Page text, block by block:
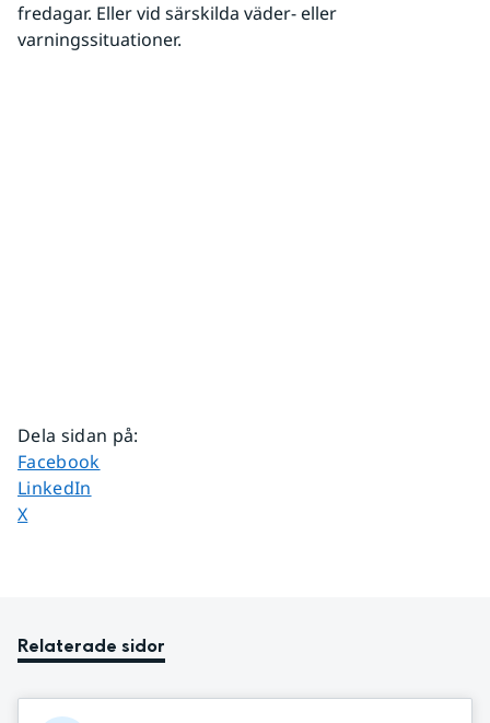
fredagar. Eller vid särskilda väder- eller
varningssituationer.
Dela sidan på:
Dela sidan på
Facebook
Dela sidan på
LinkedIn
Dela sidan på
X
Relaterade sidor